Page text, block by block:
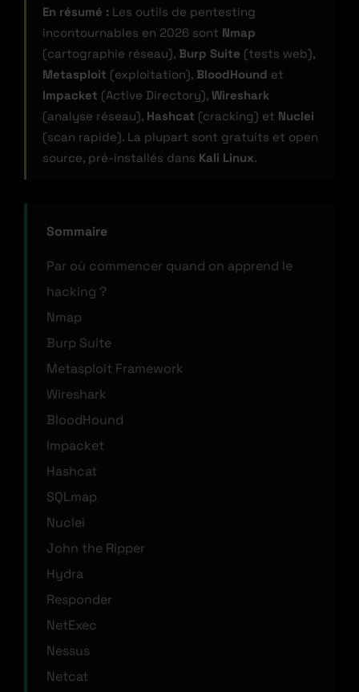
En résumé : Les outils de pentesting
incontournables en 2026 sont Nmap
(cartographie réseau), Burp Suite (tests web),
Metasploit (exploitation), BloodHound et
Impacket (Active Directory), Wireshark
(analyse réseau), Hashcat (cracking) et Nuclei
(scan rapide). La plupart sont gratuits et open
source, pré-installés dans Kali Linux.
Sommaire
Par où commencer quand on apprend le
hacking ?
Nmap
Burp Suite
Metasploit Framework
Wireshark
BloodHound
Impacket
Hashcat
SQLmap
Nuclei
John the Ripper
Hydra
Responder
NetExec
Nessus
Netcat